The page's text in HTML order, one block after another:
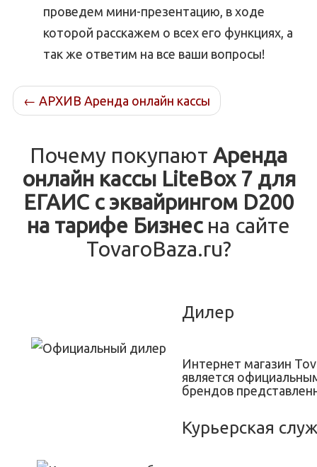
проведем мини-презентацию, в ходе
которой расскажем о всех его функциях, а
так же ответим на все ваши вопросы!
← АРХИВ Аренда онлайн кассы
Почему покупают Аренда
онлайн кассы LiteBox 7 для
ЕГАИС с эквайрингом D200
на тарифе Бизнесна сайте
TovaroBaza.ru?
Дилер
Интернет магазин
является
брендов
Курьерская